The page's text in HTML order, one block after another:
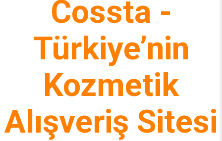
Cossta -
Türkiye’nin
Kozmetik
Alışveriş Sitesi